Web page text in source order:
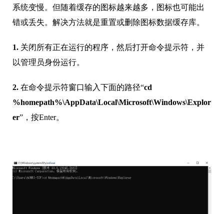
系统变慢。但随着缓存的图标越来越多，图标也可能出
错或丢失。解决方法就是重置或删除图标数据缓存库。
1. 关闭所有正在运行的程序，然后打开命令提示符，并
以管理员身份运行。
2. 在命令提示符窗口输入下面的路径“cd
%homepath%\AppData\Local\Microsoft\Windows\Explor
er”，按Enter。